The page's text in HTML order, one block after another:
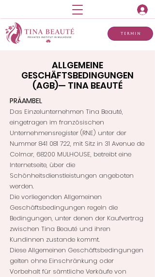
Termin
ALLGEMEINE
GESCHÄFTSBEDINGUNGEN
(AGB)— TINA BEAUTÉ
​PRÄAMBEL
Das Einzelunternehmen Tina Beauté,
eingetragen im französischen
Unternehmensregister (RNE) unter der
Nummer 841 081 722, mit Sitz in 31 Avenue de
Colmar, 68200 MULHOUSE, betreibt eine
Internetseite, über die
Schönheitsdienstleistungen angeboten
werden.
Die vorliegenden Allgemeinen
Geschäftsbedingungen regeln die
Bedingungen, unter denen der Kaufvertrag
zwischen Tina Beauté und ihren
Kundinnen zustande kommt.
Diese Allgemeinen Geschäftsbedingungen
gelten ohne Einschränkung oder
Vorbehalt für sämtliche Verkäufe von